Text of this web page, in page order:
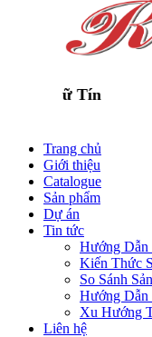
Trang chủ
Giới thiệu
Catalogue
Sản phẩm
Dự án
Tin tức
Hướng Dẫn
Kiến Thức
So Sánh
Hướng Dẫn
Xu Hướng
Liên hệ